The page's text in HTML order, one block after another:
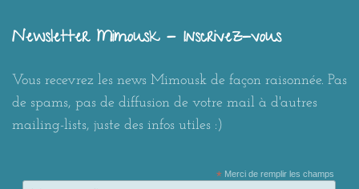
Newsletter Mimousk - Inscrivez-vous
Vous recevrez les news Mimousk de façon raisonnée. Pas
de spams, pas de diffusion de votre mail à d'autres
mailing-lists, juste des infos utiles :)
*Merci de remplir les champs